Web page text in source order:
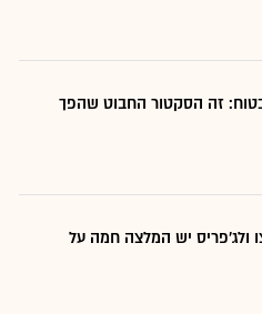
זה הסקטור החבוט שהפך
ולג'פריס יש המלצה חמה על